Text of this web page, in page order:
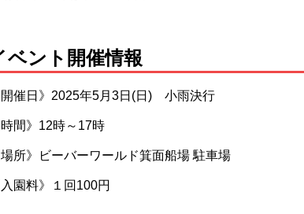
ベント開催情報
催日》2025年5月3日(日) 小雨決行
間》12時～17時
所》ビーバーワールド箕面船場 駐車場
園料》１回100円